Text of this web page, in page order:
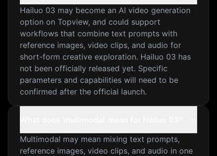
Hailuo 03 may become an AI video generation
option on Topview, and could support
workflows that combine text prompts with
reference images, video clips, and audio for
short-form creative exploration. Hailuo 03 has
not been officially released yet. Specific
parameters and capabilities will need to be
confirmed after the official launch.
Multimodal may mean mixing text prompts,
reference images, video clips, and audio in one